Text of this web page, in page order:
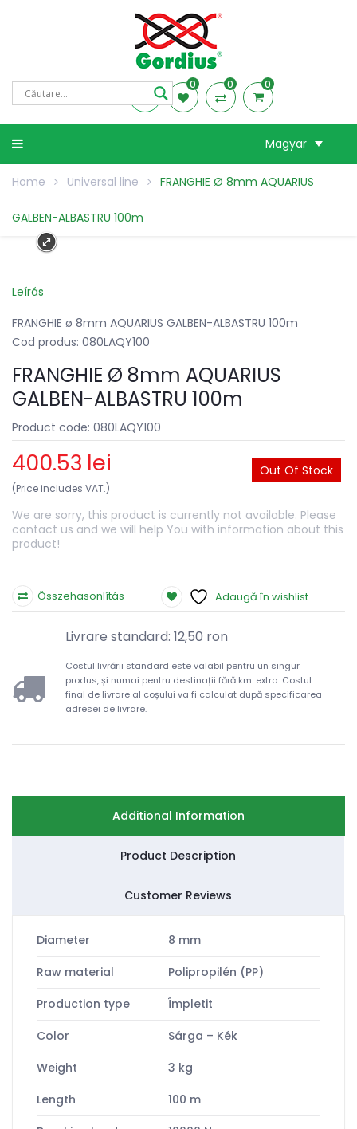
0 0 0
Magyar
Home Universal line FRANGHIE Ø 8mm AQUARIUS
GALBEN-ALBASTRU 100m
Leírás
FRANGHIE ø 8mm AQUARIUS GALBEN-ALBASTRU 100m
Cod produs: 080LAQY100
FRANGHIE Ø 8mm AQUARIUS
GALBEN-ALBASTRU 100m
Product code: 080LAQY100
400.53 lei
(Price includes VAT.)
Out Of Stock
We are sorry, this product is currently not available. Please
contact us and we will help You with information about this
product!
Összehasonlítás Adaugă în wishlist
Livrare standard: 12,50 ron
Costul livrării standard este valabil pentru un singur
produs, și numai pentru destinații fără km. extra. Costul
final de livrare al coșului va fi calculat după specificarea
adresei de livrare.
Additional Information
Product Description
Customer Reviews
Diameter
8 mm
Raw material
Polipropilén (PP)
Production type
Împletit
Color
Sárga – Kék
Weight
3 kg
Length
100 m